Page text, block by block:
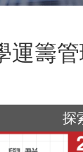
運籌
探